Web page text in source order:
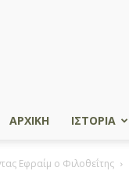
ΑΡΧΙΚΗ ΙΣΤΟΡΙΑ
Εφραίμ ο Φιλοθεΐτης